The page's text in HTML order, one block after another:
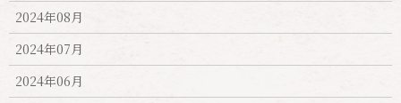
2024年08月
2024年07月
2024年06月